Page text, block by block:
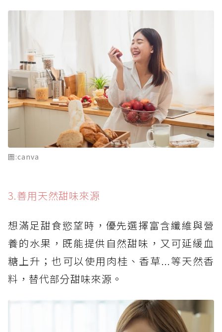
圖:canva
3.善用天然甜味來源
想滿足甜食慾望時，優先選擇富含纖維與營
養的水果，既能提供自然甜味，又可延緩血
糖上升；也可以使用肉桂、香草...等天然香
料，替代部分甜味來源。